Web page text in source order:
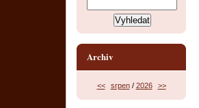
Archiv
<< srpen/ 2026 >>